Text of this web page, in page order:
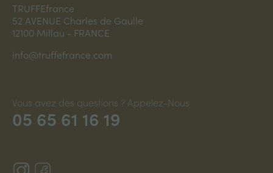
TRUFFEfrance
52 AVENUE Charles de Gaulle
12100 Millau - FRANCE
info@truffefrance.com
Vous avez des questions ? Appelez-Nous
05 65 61 16 19